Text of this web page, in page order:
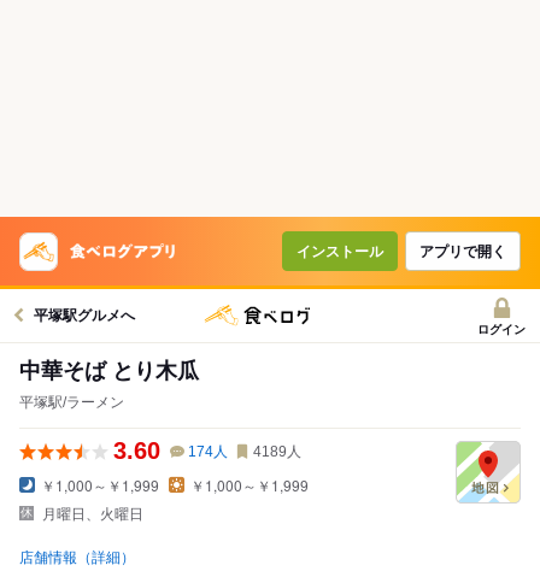
インストール アプリで開く
平塚駅グルメへ
ログイン
中華そば とり木瓜
平塚駅/ラーメン
3.60 174人 4189 人
￥1,000～￥1,999
￥1,000～￥1,999
月曜日、火曜日
店舗情報（詳細）